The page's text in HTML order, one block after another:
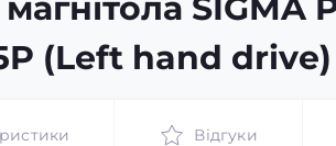
SIGMA
(Left hand
Відгуки